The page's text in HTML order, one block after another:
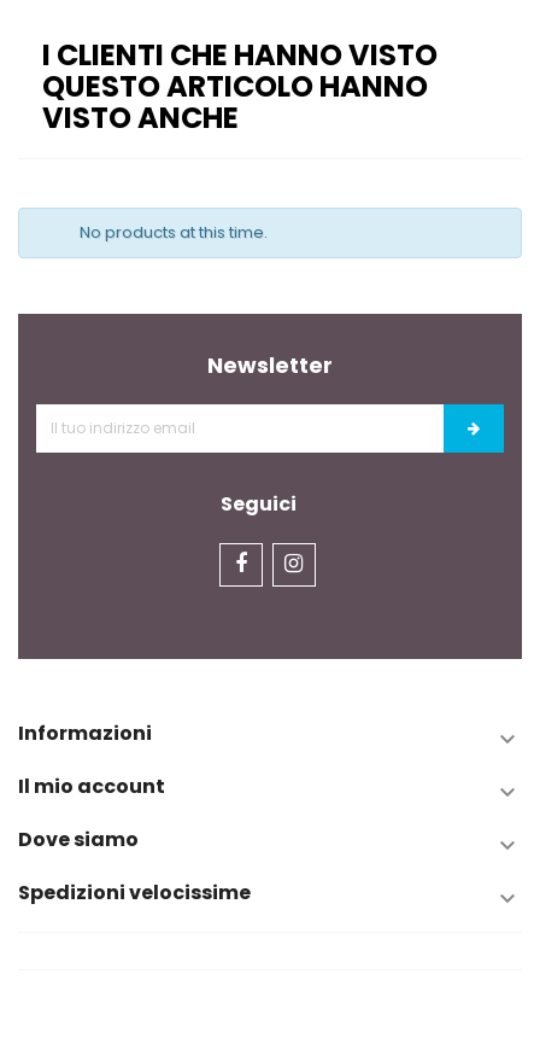
I CLIENTI CHE HANNO VISTO
QUESTO ARTICOLO HANNO
VISTO ANCHE
No products at this time.
Newsletter
Seguici
Informazioni 
Il mio account 
Dove siamo 
Spedizioni velocissime 